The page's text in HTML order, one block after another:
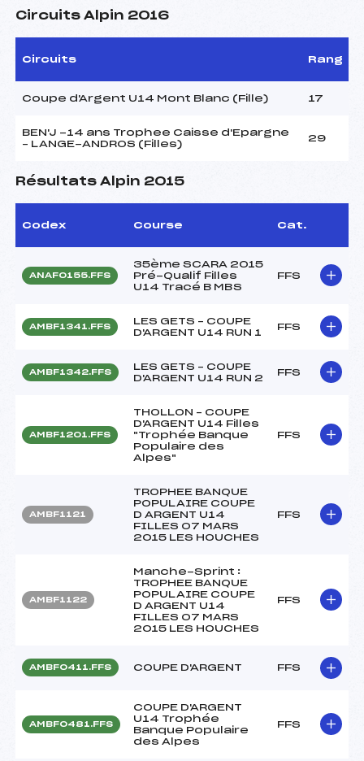
Circuits Alpin 2016
Circuits Rang
Coupe d'Argent U14 Mont Blanc (Fille) 17
BEN'J -14 ans Trophee Caisse d'Epargne
– LANGE-ANDROS (Filles)
29
Résultats Alpin 2015
Codex Course Cat.
ANAF0155.FFS
35ème SCARA 2015
Pré-Qualif Filles
U14 Tracé B MBS
FFS
AMBF1341.FFS
LES GETS – COUPE
D'ARGENT U14 RUN 1
FFS
AMBF1342.FFS
LES GETS – COUPE
D'ARGENT U14 RUN 2
FFS
AMBF1201.FFS
THOLLON – COUPE
D'ARGENT U14 Filles
"Trophée Banque
Populaire des
Alpes"
FFS
AMBF1121
TROPHEE BANQUE
POPULAIRE COUPE
D ARGENT U14
FILLES 07 MARS
2015 LES HOUCHES
FFS
AMBF1122
Manche-Sprint :
TROPHEE BANQUE
POPULAIRE COUPE
D ARGENT U14
FILLES 07 MARS
2015 LES HOUCHES
FFS
AMBF0411.FFS COUPE D'ARGENT FFS
AMBF0481.FFS
COUPE D'ARGENT
U14 Trophée
Banque Populaire
des Alpes
FFS